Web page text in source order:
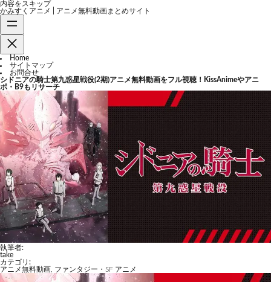
内容をスキップ
かみすくアニメ | アニメ無料動画まとめサイト
Home
サイトマップ
お問合せ
シドニアの騎士第九惑星戦役(2期)アニメ無料動画をフル視聴！KissAnimeやアニ
ポ・B9もリサーチ
執筆者:
take
カテゴリ:
アニメ無料動画 ファンタジー・SF アニメ